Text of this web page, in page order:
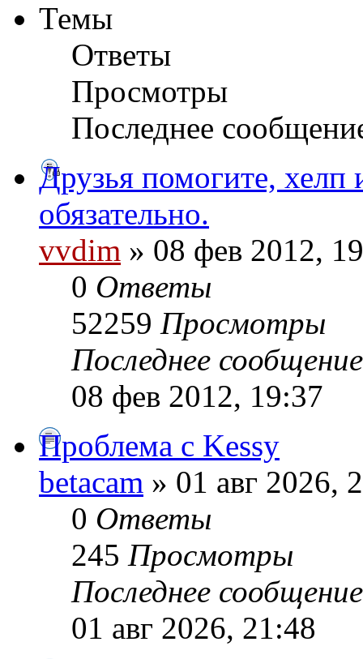
Темы
Ответы
Просмотры
Последнее
Друзья помогите, хелп
обязательно.
vvdim » 08 фев 2012,
0 Ответы
52259 Просмотры
Последнее
08 фев 2012, 19:37
Проблема с Kessy
betacam » 01 авг 2026,
0 Ответы
245 Просмотры
Последнее
01 авг 2026, 21:48